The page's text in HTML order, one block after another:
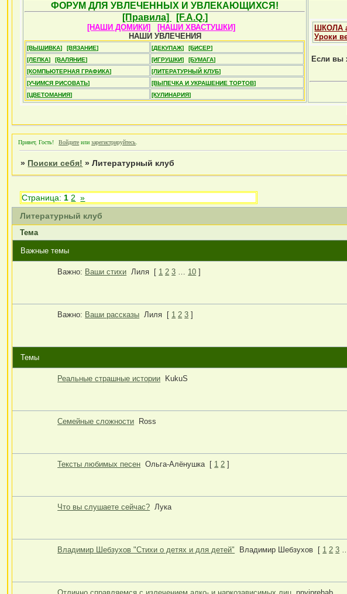
ФОРУМ ДЛЯ УВЛЕЧЕННЫХ И УВЛЕКАЮЩИХСЯ!
[Правила]
[F.A.Q.]
[НАШИ ДОМИКИ]
[НАШИ ХВАСТУШКИ]
НАШИ УВЛЕЧЕНИЯ
[ВЫШИВКА] [ВЯЗАНИЕ] [ДЕКУПАЖ]
[БИСЕР]
[ЛЕПКА]
[ВАЛЯНИЕ] [ИГРУШКИ]
[БУМАГА]
[КОМПЬЮТЕРНАЯ ГРАФИКА]
[ЛИТЕРАТУРНЫЙ КЛУБ]
[УЧИМСЯ РИСОВАТЬ]
[ВЫПЕЧКА И УКРАШЕНИЕ ТОРТОВ]
[ЦВЕТОМАНИЯ]
[КУЛИНАРИЯ]
ШКОЛА
Уроки
Если вы
Привет, Гость! Войдите илизарегистрируйтесь
» Поиски себя! »Литературный клуб
Литературный клуб
Страница: 1 2 »
Тема
Важные темы
Важно: Ваши стихи Лиля [ 1 2 3 10 ]
Важно: Ваши рассказы Лиля [ 1 2 3 ]
Темы
Реальные страшные истории
KukuS
Семейные сложности
Ross
Тексты любимых песен Ольга-Алёнушка [ 1 2 ]
Что вы слушаете сейчас? Лука
Владимир Шебзухов "Стихи о детях и для детей" Владимир Шебзухов [ 1 2 3